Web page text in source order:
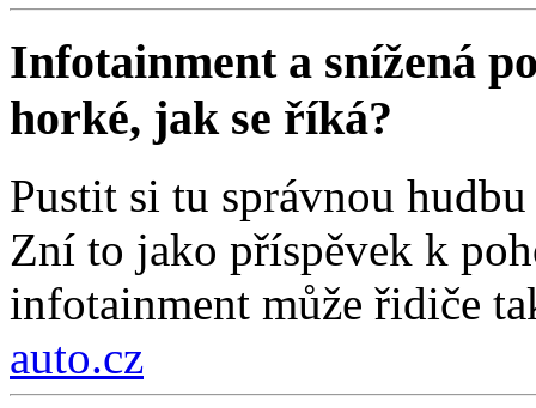
Infotainment a snížená
horké, jak se říká?
Pustit si tu správnou
Zní to jako příspěvek k
infotainment může řidiče
auto.cz